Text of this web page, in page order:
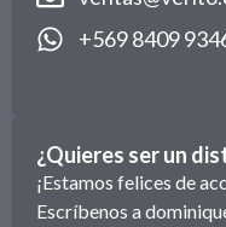
+569 8409
¿Quieres ser un
¡Estamos felices de
Escríbenos a